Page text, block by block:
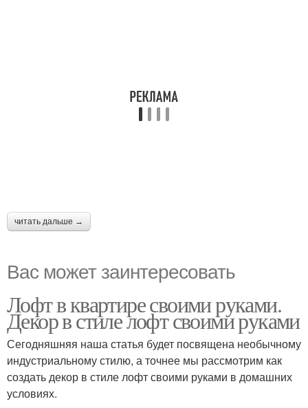
читать дальше →
Вас может заинтересовать
Лофт в квартире своими руками.
Декор в стиле лофт своими руками
Сегодняшняя наша статья будет посвящена необычному
индустриальному стилю, а точнее мы рассмотрим как
создать декор в стиле лофт своими руками в домашних
условиях.